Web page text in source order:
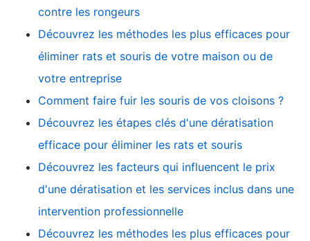
contre les rongeurs
Découvrez les méthodes les plus efficaces pour
éliminer rats et souris de votre maison ou de
votre entreprise
Comment faire fuir les souris de vos cloisons ?
Découvrez les étapes clés d'une dératisation
efficace pour éliminer les rats et souris
Découvrez les facteurs qui influencent le prix
d'une dératisation et les services inclus dans une
intervention professionnelle
Découvrez les méthodes les plus efficaces pour